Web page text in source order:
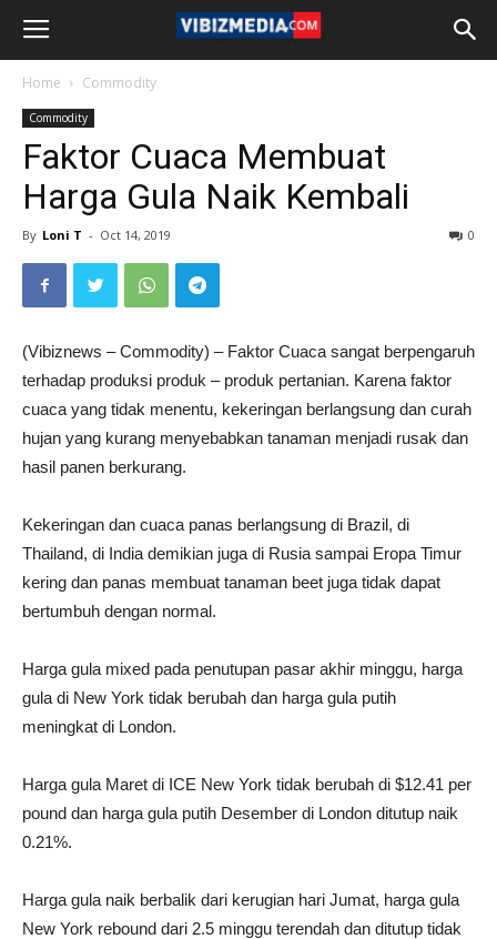
Home Commodity
Commodity
Faktor Cuaca Membuat
Harga Gula Naik Kembali
By Loni T - Oct 14, 2019 0
(Vibiznews – Commodity) – Faktor Cuaca sangat berpengaruh
terhadap produksi produk – produk pertanian. Karena faktor
cuaca yang tidak menentu, kekeringan berlangsung dan curah
hujan yang kurang menyebabkan tanaman menjadi rusak dan
hasil panen berkurang.
Kekeringan dan cuaca panas berlangsung di Brazil, di
Thailand, di India demikian juga di Rusia sampai Eropa Timur
kering dan panas membuat tanaman beet juga tidak dapat
bertumbuh dengan normal.
Harga gula mixed pada penutupan pasar akhir minggu, harga
gula di New York tidak berubah dan harga gula putih
meningkat di London.
Harga gula Maret di ICE New York tidak berubah di $12.41 per
pound dan harga gula putih Desember di London ditutup naik
0.21%.
Harga gula naik berbalik dari kerugian hari Jumat, harga gula
New York rebound dari 2.5 minggu terendah dan ditutup tidak